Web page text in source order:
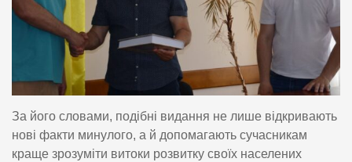
За його словами, подібні видання не лише відкривають
нові факти минулого, а й допомагають сучасникам
краще зрозуміти витоки розвитку своїх населених